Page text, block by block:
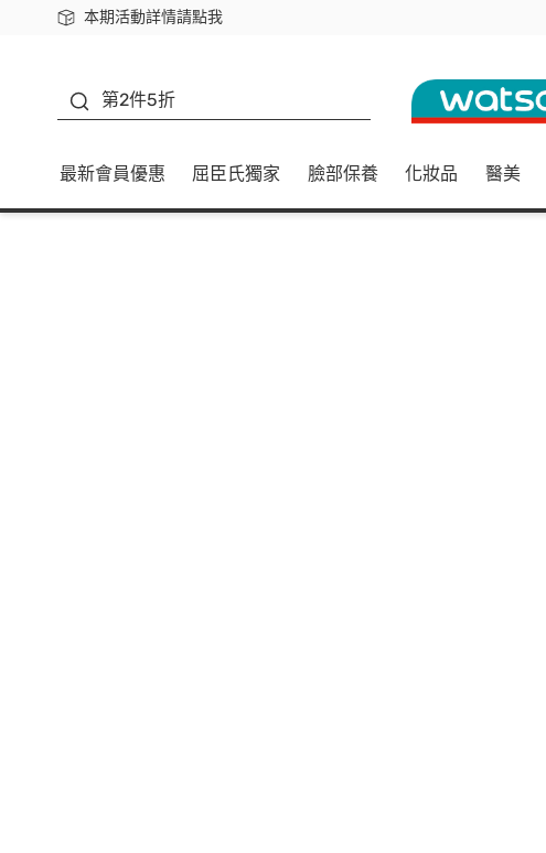
本期活動詳情請點我
下載app最高回饋$350
第2件5折
最新會員優惠 屈臣氏獨家 臉部保養 化妝品 醫美